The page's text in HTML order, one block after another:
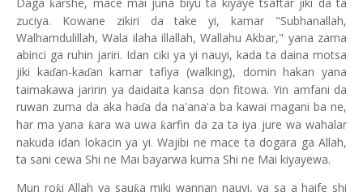
ƙ
zuciya. Kowane zikiri da take yi, kamar "Subhanallah,
Walhamdulillah, Wala ilaha illallah, Wallahu Akbar," yana zama
abinci ga ruhin jariri. Idan ciki ya yi nauyi, kada ta daina motsa
jiki kaɗan-kaɗan kamar tafiya (walking), domin hakan yana
taimakawa jaririn ya daidaita kansa don fitowa. Yin amfani da
ruwan zuma da aka haɗa da na'ana'a ba kawai magani ba ne,
har ma yana ƙara wa uwaƙarfin da za ta iya jure wa wahalar
nakuda idan lokacin ya yi. Wajibi ne mace ta dogara ga Allah,
ta sani cewa Shi ne Mai bayarwa kuma Shi ne Mai kiyayewa.
Mun roƙi Allah ya sauƙa miki wannan nauyi, ya sa a haife shi